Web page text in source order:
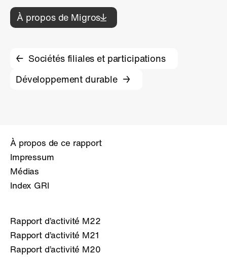
À propos de Migros
Sociétés filiales et participations
Développement durable
À propos de ce rapport
Impressum
Médias
Index GRI
Rapport d’activité M22
Rapport d’activité M21
Rapport d’activité M20